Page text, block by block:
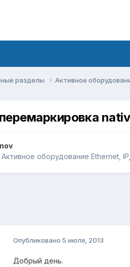
разделы Активное
Активное оборудование Ethernet, IP,
Опубликовано 5 июля, 2013
Добрый день.